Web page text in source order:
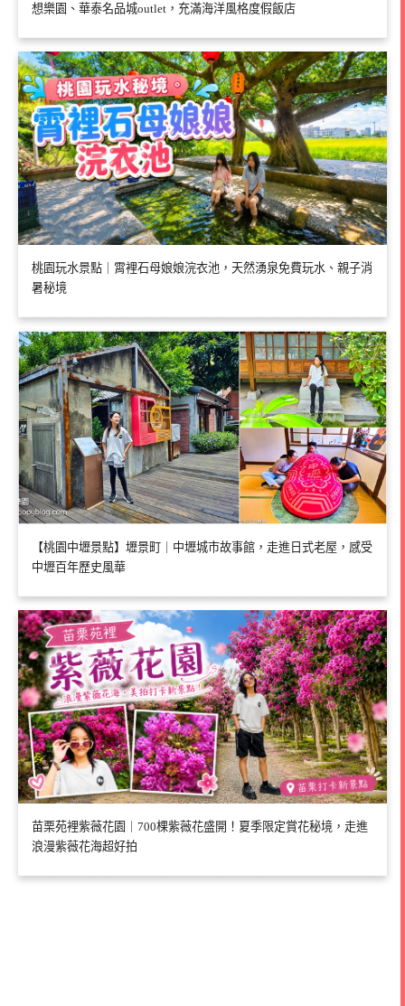
想樂園、華泰名品城outlet，充滿海洋風格度假飯店
桃園玩水景點｜霄裡石母娘娘浣衣池，天然湧泉免費玩水、親子消
暑秘境
【桃園中壢景點】壢景町｜中壢城市故事館，走進日式老屋，感受
中壢百年歷史風華
苗栗苑裡紫薇花園｜700棵紫薇花盛開！夏季限定賞花秘境，走進
浪漫紫薇花海超好拍